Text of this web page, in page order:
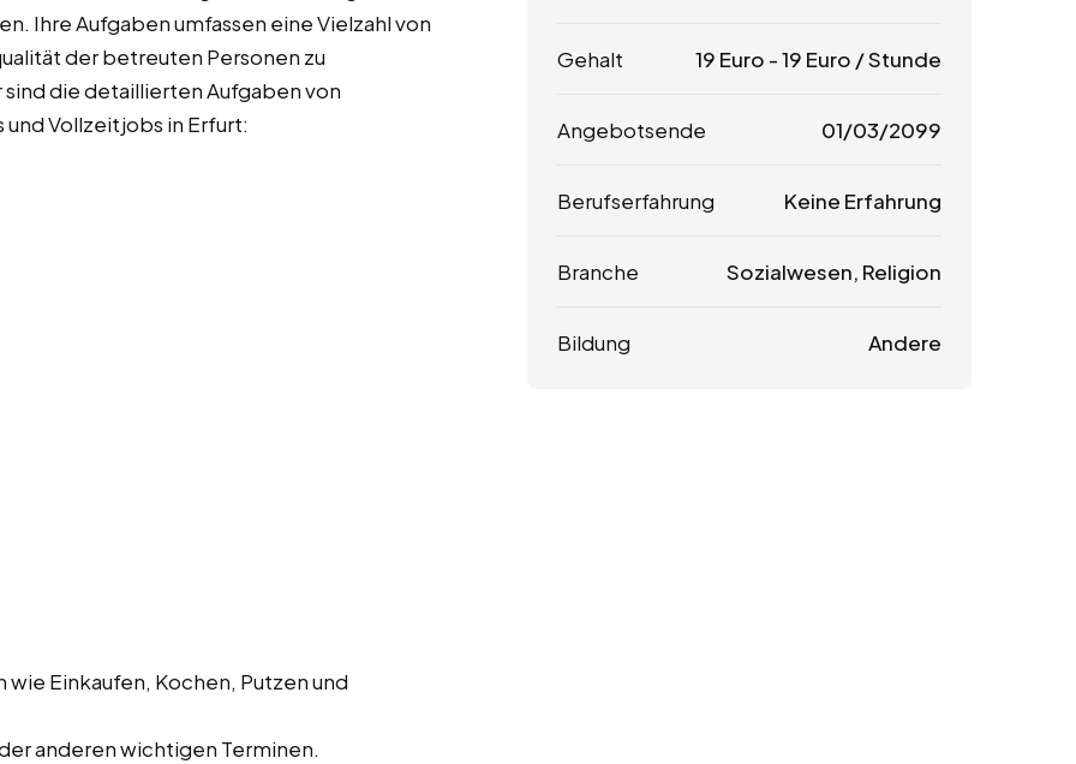
Ihre Aufgaben umfassen eine Vielzahl von
der betreuten Personen zu
die detaillierten Aufgaben von
Vollzeitjobs in Erfurt:
Einkaufen, Kochen, Putzen und
anderen wichtigen Terminen.
Gehalt 19 Euro -19 Euro / Stunde
Angebotsende 01/03/2099
Berufserfahrung Keine Erfahrung
Branche Sozialwesen, Religion
Bildung Andere